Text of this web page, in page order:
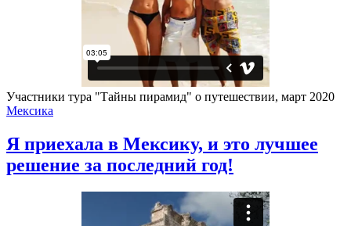
Участники тура "Тайны пирамид" о путешествии, март 2020
Мексика
Я приехала в Мексику, и это лучшее
решение за последний год!